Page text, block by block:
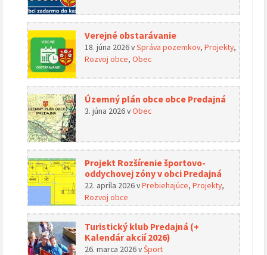
Verejné obstarávanie
18. júna 2026vSpráva pozemkov, Projekty,
Rozvoj obce, Obec
Územný plán obce obce Predajná
3. júna 2026vObec
Projekt Rozšírenie športovo-
oddychovej zóny v obci Predajná
22. apríla 2026vPrebiehajúce, Projekty,
Rozvoj obce
Turistický klub Predajná (+
Kalendár akcií 2026)
26. marca 2026vŠport